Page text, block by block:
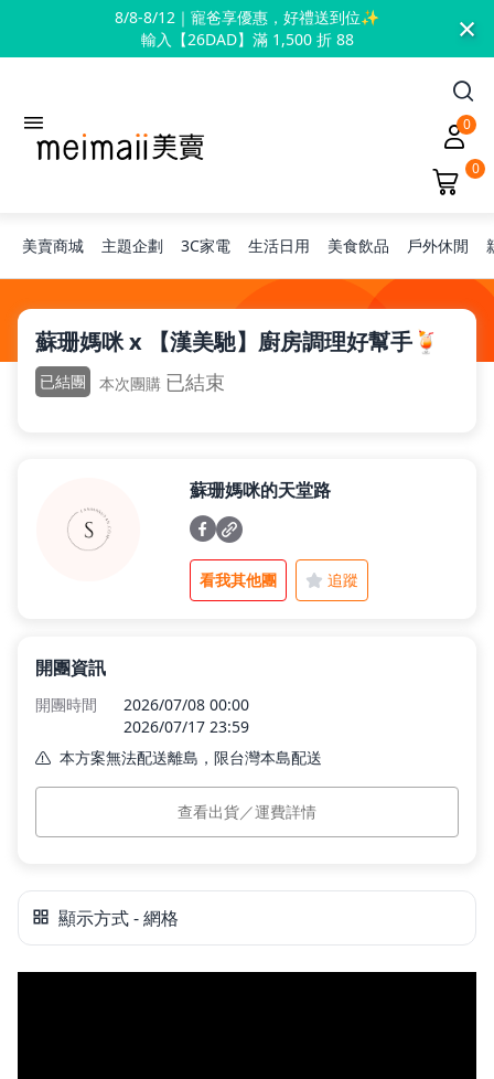
8/8-8/12｜寵爸享優惠，好禮送到位✨
輸入【26DAD】滿 1,500 折 88
×
0
0
美賣商城 主題企劃
旅行神隊友
熱銷排行
新品快遞
3C家電 生活日用 美食飲品 戶外休閒
蘇珊媽咪的天堂路
看我其他團 追蹤
開團資訊
開團時間
2026/07/08 00:00
2026/07/17 23:59
本方案無法配送離島，限台灣本島配送
本島運費
$0
預購商品將依實際到貨狀況為主，預計
2026/05/11 後依訂單順序出貨，2026/05/15 前
查看出貨／運費詳情
蘇珊媽咪 x 【漢美馳】廚房調理好幫手🍹
已結團 本次團購 已結束
顯示方式 - 網格